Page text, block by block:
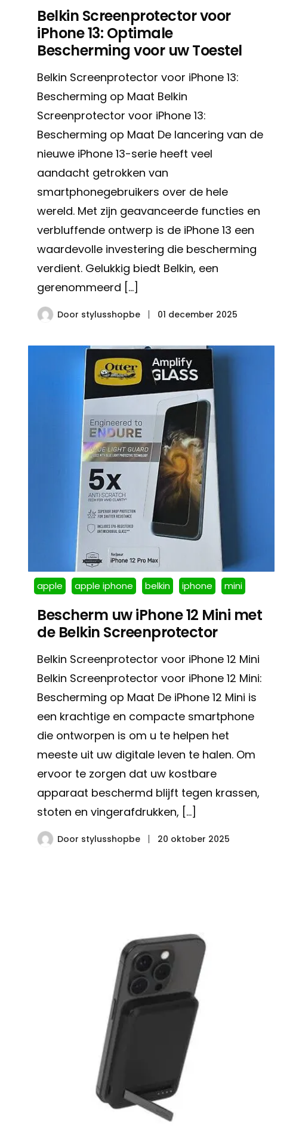
Belkin Screenprotector voor
iPhone 13: Optimale
Bescherming voor uw Toestel
Belkin Screenprotector voor iPhone 13:
Bescherming op Maat Belkin
Screenprotector voor iPhone 13:
Bescherming op Maat De lancering van de
nieuwe iPhone 13-serie heeft veel
aandacht getrokken van
smartphonegebruikers over de hele
wereld. Met zijn geavanceerde functies en
verbluffende ontwerp is de iPhone 13 een
waardevolle investering die bescherming
verdient. Gelukkig biedt Belkin, een
gerenommeerd […]
Door stylusshopbe 01 december 2025
apple apple iphone belkin iphone mini
Bescherm uw iPhone 12 Mini met
de Belkin Screenprotector
Belkin Screenprotector voor iPhone 12 Mini
Belkin Screenprotector voor iPhone 12 Mini:
Bescherming op Maat De iPhone 12 Mini is
een krachtige en compacte smartphone
die ontworpen is om u te helpen het
meeste uit uw digitale leven te halen. Om
ervoor te zorgen dat uw kostbare
apparaat beschermd blijft tegen krassen,
stoten en vingerafdrukken, […]
Door stylusshopbe 20 oktober 2025